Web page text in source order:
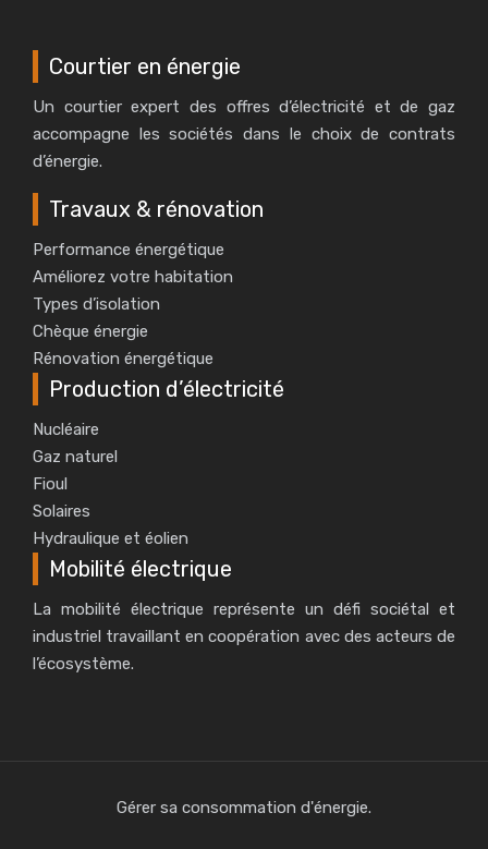
Courtier en énergie
Un courtier expert des offres d’électricité et de gaz
accompagne les sociétés dans le choix de contrats
d’énergie.
Travaux & rénovation
Performance énergétique
Améliorez votre habitation
Types d’isolation
Chèque énergie
Rénovation énergétique
Production d’électricité
Nucléaire
Gaz naturel
Fioul
Solaires
Hydraulique et éolien
Mobilité électrique
La mobilité électrique représente un défi sociétal et
industriel travaillant en coopération avec des acteurs de
l’écosystème.
Gérer sa consommation d'énergie.